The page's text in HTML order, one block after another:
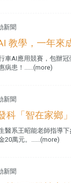
新聞
教學，一年來
車AI應用競賽，包辦冠
病患！......(more)
新聞
科「智在家鄉
醫系王昭能老師指導
20萬元。......(more)
新聞